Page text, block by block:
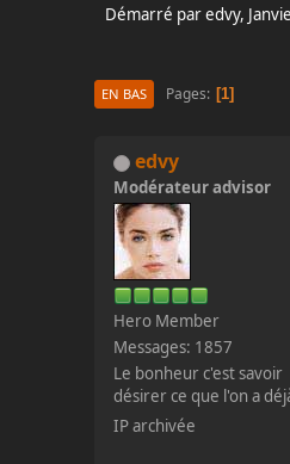
Démarré par edvy,
EN BAS Pages 1
edvy
Modérateur advisor
Hero Member
Messages: 1857
Le bonheur c'est savoir
désirer ce que l'on a
IP archivée